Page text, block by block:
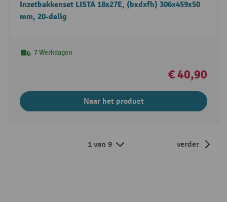
Inzetbakkenset LISTA 18x27E, (bxdxfh) 306x459x50
mm, 20-delig
7 Werkdagen
€ 40,90
Naar het product
1 van 9 verder